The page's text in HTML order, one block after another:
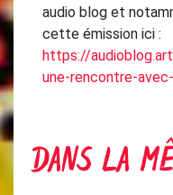
audio blog et
cette émission ici :
https://
une-rencontre-
DANS LA